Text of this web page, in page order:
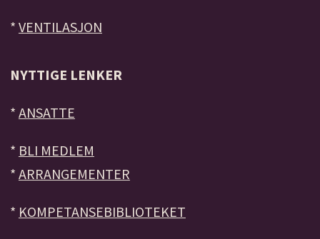
* VENTILASJON
NYTTIGE LENKER
* ANSATTE
* BLI MEDLEM
* ARRANGEMENTER
* KOMPETANSEBIBLIOTEKET